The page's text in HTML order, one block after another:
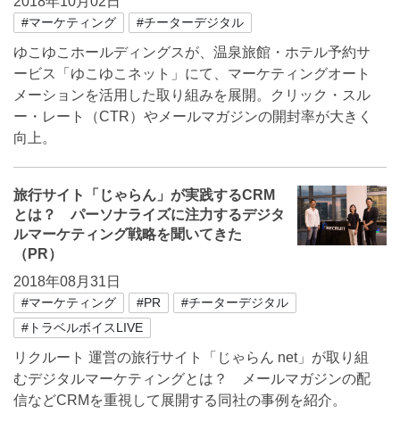
#マーケティング #チーターデジタル
ゆこゆこホールディングスが、温泉旅館・ホテル予約サ
ービス「ゆこゆこネット」にて、マーケティングオート
メーションを活用した取り組みを展開。クリック・スル
ー・レート（CTR）やメールマガジンの開封率が大きく
向上。
旅行サイト「じゃらん」が実践するCRM
とは？ パーソナライズに注力するデジタ
ルマーケティング戦略を聞いてきた
（PR）
2018年08月31日
#マーケティング #PR
#チーターデジタル
#トラベルボイスLIVE
リクルート 運営の旅行サイト「じゃらん net」が取り組
むデジタルマーケティングとは？ メールマガジンの配
信などCRMを重視して展開する同社の事例を紹介。